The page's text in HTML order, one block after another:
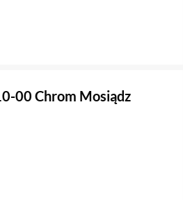
00 Chrom Mosiądz